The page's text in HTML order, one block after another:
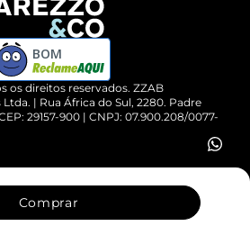
Comprar
os direitos reservados. ZZAB
| Rua África do Sul, 2280. Padre
29157-900 | CNPJ: 07.900.208/0077-
BOM